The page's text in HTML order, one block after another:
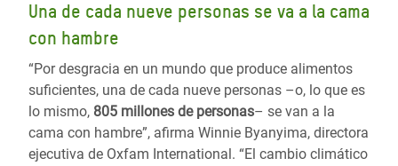
Una de cada nueve personas se va a la cama
con hambre
“Por desgracia en un mundo que produce alimentos
suficientes, una de cada nueve personas –o, lo que es
lo mismo, 805 millones de personas– se van a la
cama con hambre”, afirma Winnie Byanyima, directora
ejecutiva de Oxfam International. “El cambio climático